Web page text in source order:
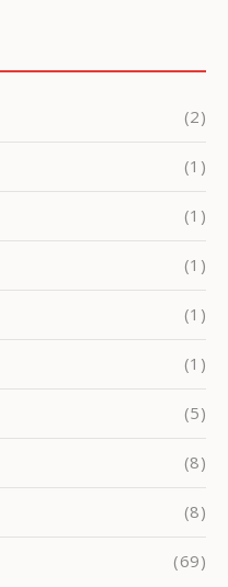
(2)
(1)
(1)
(1)
(1)
(1)
(5)
(8)
(8)
(69)